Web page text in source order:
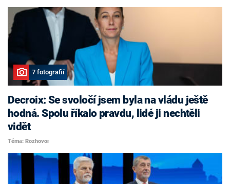
7 fotografií
Decroix: Se svoločí jsem byla na vládu ještě
hodná. Spolu říkalo pravdu, lidé ji nechtěli
vidět
Téma: Rozhovor